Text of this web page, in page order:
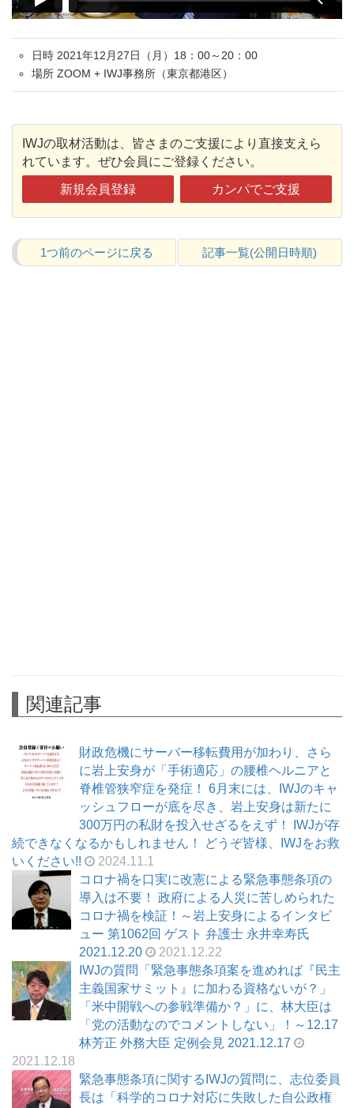
日時 2021年12月27日（月）18：00～20：00
場所 ZOOM + IWJ事務所（東京都港区）
IWJの取材活動は、皆さまのご支援により直接支えら
れています。ぜひ会員にご登録ください。
新規会員登録 カンパでご支援
1つ前のページに戻る 記事一覧(公開日時順)
関連記事
財政危機にサーバー移転費用が加わり、さら
に岩上安身が「手術適応」の腰椎ヘルニアと
脊椎管狭窄症を発症！ 6月末には、IWJのキャ
ッシュフローが底を尽き、岩上安身は新たに
300万円の私財を投入せざるをえず！ IWJが存
続できなくなるかもしれません！ どうぞ皆様、IWJをお救
いください!!
2024.11.1
コロナ禍を口実に改憲による緊急事態条項の
導入は不要！ 政府による人災に苦しめられた
コロナ禍を検証！～岩上安身によるインタビ
ュー 第1062回 ゲスト 弁護士 永井幸寿氏
2021.12.20
2021.12.22
IWJの質問「緊急事態条項案を進めれば『民主
主義国家サミット』に加わる資格ないが？」
「米中開戦への参戦準備か？」に、林大臣は
「党の活動なのでコメントしない」！～12.17
林芳正 外務大臣 定例会見 2021.12.17
2021.12.18
緊急事態条項に関するIWJの質問に、志位委員
長は「科学的コロナ対応に失敗した自公政権